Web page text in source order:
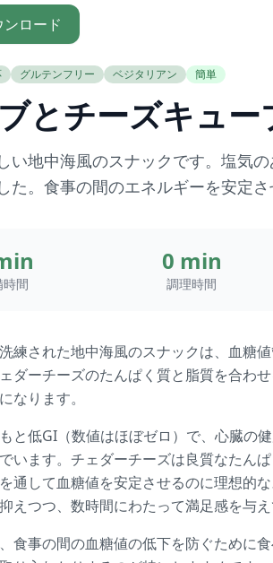
ンロード
グルテンフリー ベジタリアン 簡単
とチーズキュ
い地中海風のスナックです。塩気
た。食事の間のエネルギーを安定さ
時間
0 min
調理時間
練された地中海風のスナックは、血糖
ダーチーズのたんぱく質と脂質を合わ
なります。
と低GI（数値はほぼゼロ）で、心臓の
います。チェダーチーズは良質なたん
通して血糖値を安定させるのに理想的
えつつ、数時間にわたって満足感を与え
食事の間の血糖値の低下を防ぐために